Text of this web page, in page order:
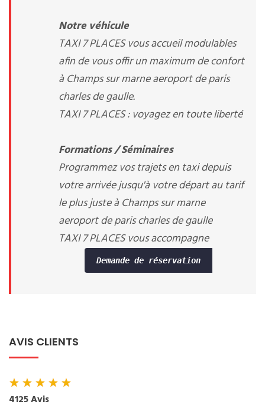
Notre véhicule
TAXI 7 PLACES vous accueil modulables
afin de vous offir un maximum de confort
à Champs sur marne aeroport de paris
charles de gaulle.
TAXI 7 PLACES : voyagez en toute liberté
Formations / Séminaires
Programmez vos trajets en taxi depuis
votre arrivée jusqu'à votre départ au tarif
le plus juste à Champs sur marne
aeroport de paris charles de gaulle
TAXI 7 PLACES vous accompagne
Demande de réservation
AVIS CLIENTS
★★★★★
4125 Avis